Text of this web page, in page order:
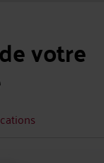
votre